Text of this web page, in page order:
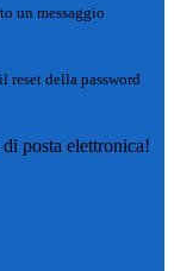
un messaggio
reset della password
posta elettronica!